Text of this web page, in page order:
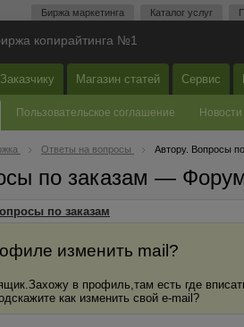
Биржа маркетинга Каталог услуг
копирайтинга №1
Заказчику Магазин статей Сервис
Пользовательское соглашение Новости
Ответы на вопросы Автору. Вопросы
по заказам —
по заказам
изменить mail?
в профиль,там есть где
как изменить свой e-mail?